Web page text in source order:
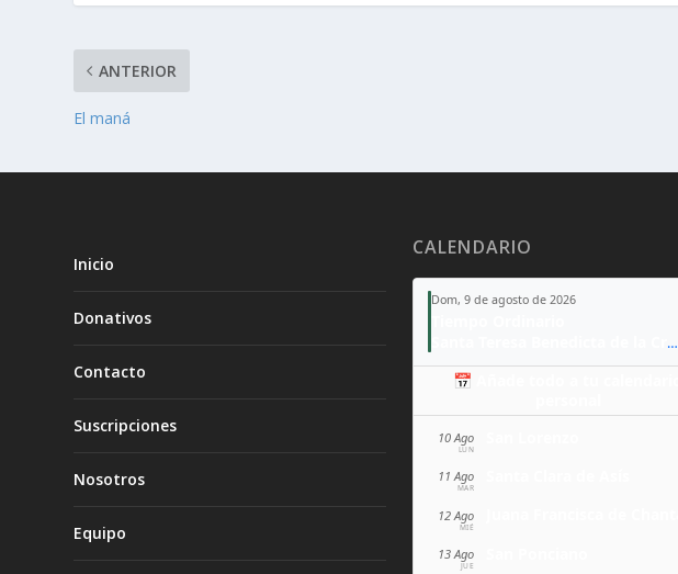
ANTERIOR
El maná
Inicio
Donativos
Contacto
Suscripciones
Nosotros
Equipo
CALENDARIO
Dom, 9 de agosto de 2026
Santa Teresa Benedicta de la Cruz
📅 Añade todo a tu calendario
10 Ago
LUN
11 Ago
MAR
12 Ago
MIÉ
13 Ago
JUE